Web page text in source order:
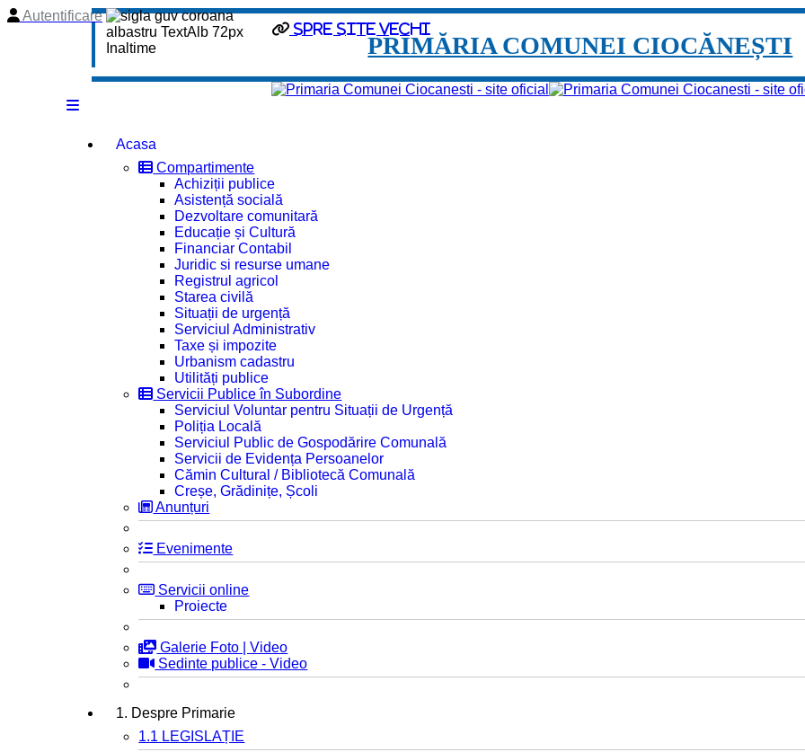
Spre site vechi
Autentificare
PRIMĂRIA COMUNEI CIOCĂNEȘTI
Acasa
Compartimente
Achiziții publice
Asistență socială
Dezvoltare comunitară
Educație și Cultură
Financiar Contabil
Juridic si resurse umane
Registrul agricol
Starea civilă
Situații de urgență
Serviciul Administrativ
Taxe și impozite
Urbanism cadastru
Utilități publice
Servicii Publice în Subordine
Serviciul Voluntar pentru Situații de Urgență
Poliția Locală
Serviciul Public de Gospodărire Comunală
Servicii de Evidența Persoanelor
Cămin Cultural / Bibliotecă Comunală
Creșe, Grădinițe, Școli
Anunțuri
Evenimente
Servicii online
Proiecte
Galerie Foto | Video
Sedinte publice - Video
1. Despre Primarie
1.1 LEGISLAȚIE